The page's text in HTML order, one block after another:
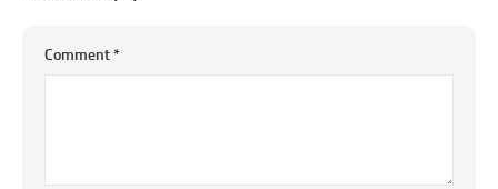
Comment*